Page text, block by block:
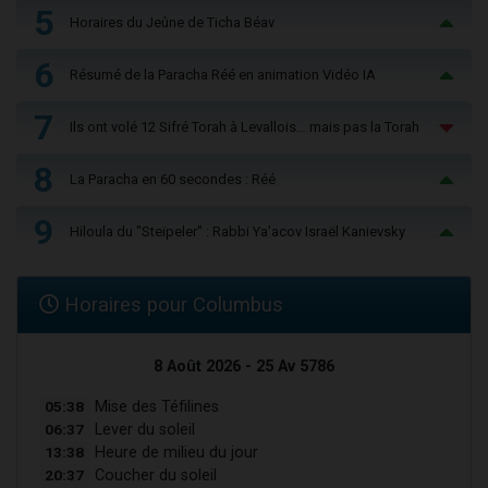
5 Horaires du Jeûne de Ticha Béav
6 Résumé de la Paracha Réé en animation Vidéo IA
7 Ils ont volé 12 Sifré Torah à Levallois… mais pas la Torah
8 La Paracha en 60 secondes : Réé
9 Hiloula du "Steïpeler" : Rabbi Ya’acov Israël Kanievsky
Horaires pour Columbus
8 Août 2026 - 25 Av 5786
05:38 Mise des Téfilines
06:37 Lever du soleil
13:38 Heure de milieu du jour
20:37 Coucher du soleil